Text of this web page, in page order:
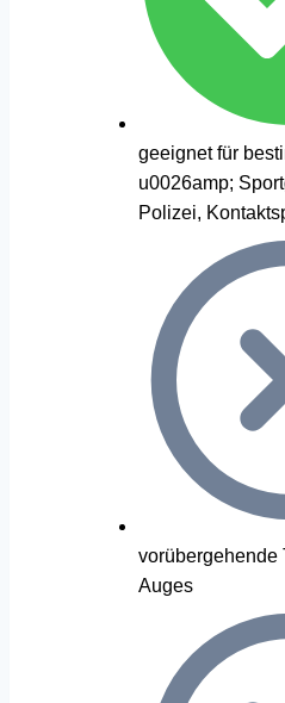
geeignet für
u0026amp;
Polizei,
vorübergehende
Auges